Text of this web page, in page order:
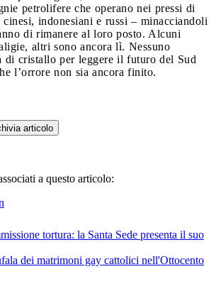
petrolifere che operano nei pressi di
indonesiani e russi – minacciandoli
di rimanere al loro posto. Alcuni
altri sono ancora lì. Nessuno
di cristallo per leggere il futuro del Sud
l’orrore non sia ancora finito.
articolo
a questo articolo:
tortura: la Santa Sede presenta il suo
dei matrimoni gay cattolici nell'Ottocento